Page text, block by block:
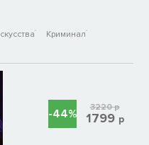
Криминал
-44% 3220р
1799 р